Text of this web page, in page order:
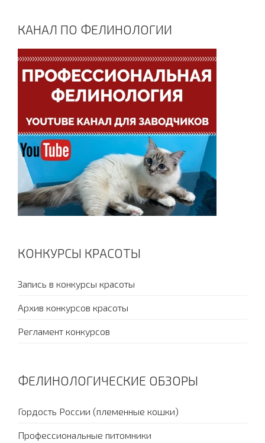
КАНАЛ ПО ФЕЛИНОЛОГИИ
КОНКУРСЫ КРАСОТЫ
Запись в конкурсы красоты
Архив конкурсов красоты
Регламент конкурсов
ФЕЛИНОЛОГИЧЕСКИЕ ОБЗОРЫ
Гордость России (племенные кошки)
Профессиональные питомники